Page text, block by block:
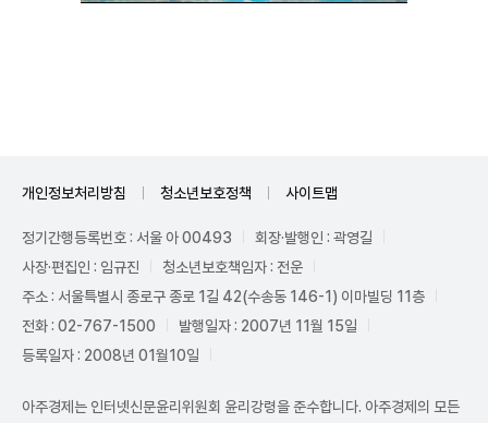
개인정보처리방침 청소년보호정책 사이트맵
정기간행등록번호 : 서울 아 00493
회장·발행인 : 곽영길
사장·편집인 : 임규진
청소년보호책임자 : 전운
주소 : 서울특별시 종로구 종로 1길 42(수송동 146-1) 이마빌딩 11층
전화 : 02-767-1500
발행일자 : 2007년 11월 15일
등록일자 : 2008년 01월10일
아주경제는 인터넷신문윤리위원회 윤리강령을 준수합니다. 아주경제의 모든